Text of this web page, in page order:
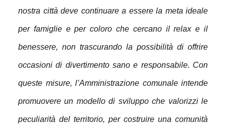
nostra città deve continuare a essere la meta ideale
per famiglie e per coloro che cercano il relax e il
benessere, non trascurando la possibilità di offrire
occasioni di divertimento sano e responsabile. Con
queste misure, l’Amministrazione comunale intende
promuovere un modello di sviluppo che valorizzi le
peculiarità del territorio, per costruire una comunità